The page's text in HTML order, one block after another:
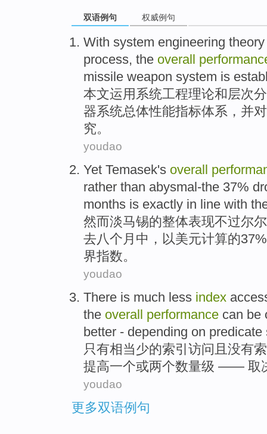
双语例句 权威例句
With system engineering theory
process, the overall
missile weapon system is
本文运用 系统工程理论和层次
器系统总体性能指标体系 ，并对
究。
youdao
Yet Temasek's overall
rather than abysmal-the 37%
months is exactly in line with
然而淡马锡的整体表现不过尔尔
去八个 月中， 以美元计算的
界指数。
youdao
There is much less index
the overall performance can be
better - depending on predicate
只有相当少的索引 访问 且 没有
提高一个或两个数量级 —— 取
youdao
更多双语例句